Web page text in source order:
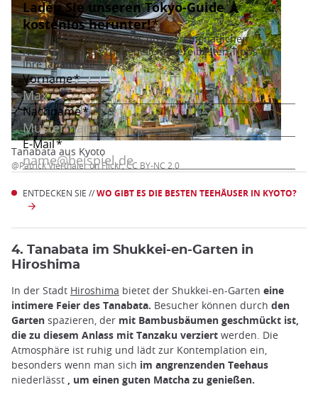
Tanabata aus Kyoto
@Patrick Vierthaler on Flickr, CC BY-NC 2.0
ENTDECKEN SIE //WO GIBT ES DIE BESTEN TEEHÄUSER IN KYOTO?
4. Tanabata im Shukkei-en-Garten in
Hiroshima
In der Stadt Hiroshima bietet der Shukkei-en-Garten eine
intimere Feier des Tanabata. Besucher können durch den
Garten spazieren, der mit Bambusbäumen geschmückt ist,
die zu diesem Anlass mit Tanzaku verziert werden. Die
Atmosphäre ist ruhig und lädt zur Kontemplation ein,
besonders wenn man sich im angrenzenden Teehaus
niederlässt , um einen guten Matcha zu genießen.